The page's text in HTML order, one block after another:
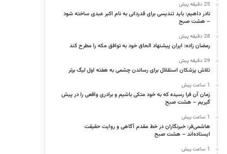
25 دقیقه پیش
نادر داهیم: باید تندیسی برای قدردانی به نام اکبر عبدی ساخته شود
– هشت صبح
28 دقیقه پیش
رمضان زاده: ایران پیشنهاد الحاق خود به توافق مکه را مطرح کند
29 دقیقه پیش
تلاش پزشکان استقلال برای رساندن چشمی به هفته اول لیگ برتر
1 ساعت پیش
زمان آن فرا رسیده که به خود متکی باشیم و برادری واقعی را در پیش
گیریم – هشت صبح
1 ساعت پیش
هاشمی‌فر​​​​​​​: خبرنگاران در خط مقدم آگاهی و روایت حقیقت
ایستاده‌اند – هشت صبح
1 ساعت پیش